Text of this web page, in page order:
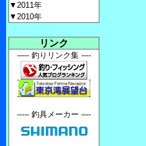
▼2011年
▼2010年
リンク
----- 釣りリンク集 ----
----- 釣具メーカー ----